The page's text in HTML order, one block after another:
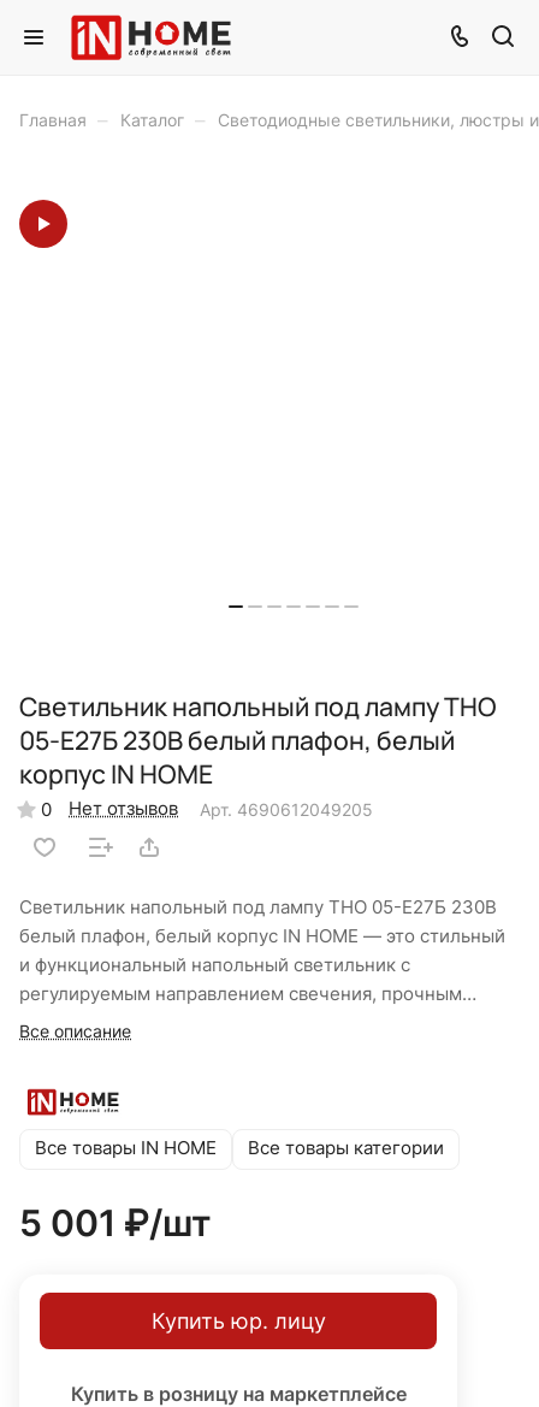
Главная – Каталог – Светодиодные светильники, люстры
Светильник напольный под лампу ТНО
05-Е27Б 230В белый плафон, белый
корпус IN HOME
0 Нет отзывов Арт. 4690612049205
Светильник напольный под лампу ТНО 05-Е27Б 230В
белый плафон, белый корпус IN HOME — это стильный
и функциональный напольный светильник с
регулируемым направлением свечения, прочным
металлическим корпусом белого цвета, устойчивым
длиной 2 м. Благодаря сменным лампам вы можете
самостоятельно выбирать цветовую температуру и
корпуса и плафона — белый. Гарантия 24 месяца.
Все описание
Все товары IN HOME Все товары категории
5 001 ₽/шт
Купить юр. лицу
Купить в розницу на маркетплейсе